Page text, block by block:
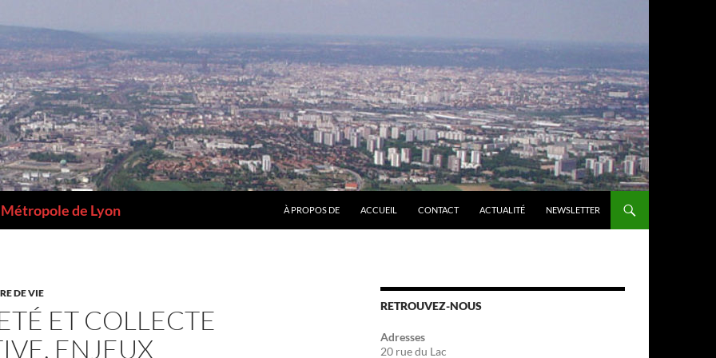
de Lyon À PROPOS DE ACCUEIL CONTACT ACTUALITÉ NEWSLETTER
DE VIE
ET COLLECTE
ENJEUX
RETROUVEZ-NOUS
Adresses
20 rue du Lac